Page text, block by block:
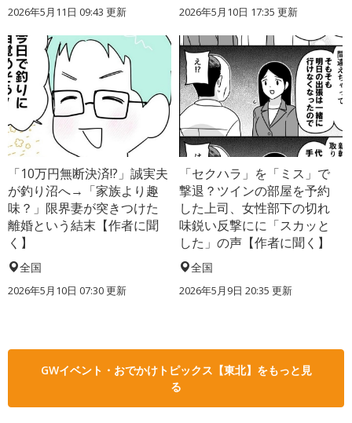
2026年5月11日 09:43 更新 2026年5月10日 17:35 更新
「10万円無断決済!?」誠実夫
が釣り沼へ→「家族より趣
味？」限界妻が突きつけた
離婚という結末【作者に聞
く】
全国
2026年5月10日 07:30 更新
「セクハラ」を「ミス」で
撃退？ツインの部屋を予約
した上司、女性部下の切れ
味鋭い反撃にに「スカッと
した」の声【作者に聞く】
全国
2026年5月9日 20:35 更新
GWイベント・おでかけトピックス【東北】をもっと見
る